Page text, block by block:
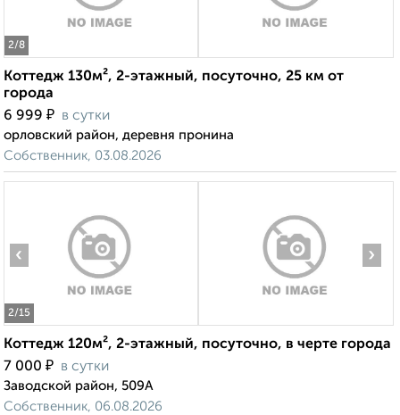
2/8
Коттедж 130м², 2-этажный, посуточно, 25 км от
города
6 999 ₽ в сутки
орловский район, деревня пронина
Собственник, 03.08.2026
2/15
‹ ›
Коттедж 120м², 2-этажный, посуточно, в черте города
7 000 ₽ в сутки
Заводской район, 509А
Собственник, 06.08.2026